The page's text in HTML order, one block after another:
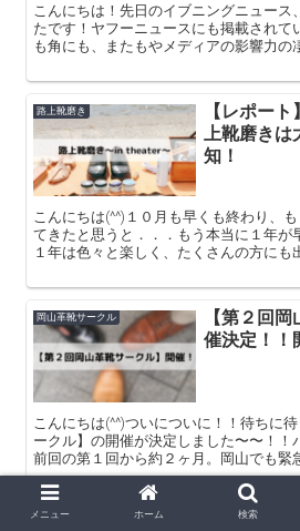
こんにちは！先日のイブニングニュース
たです！ヤフーニュースにも掲載されて
も角にも、またもやメディアの影響力の
山革靴サ...
路上靴磨き
【レポー
上靴磨きは
知！
こんにちは(^^)１０月も早くも終わり、
てきたと思うと．．．もう本当に１年が
１年は色々と楽しく、たくさんの方にも
っ...
岡山革靴サークル
【第２回
催決定！！
こんにちは(^^)ついについに！！待ちに
ークル】の開催が決定しました〜〜！！
前回の第１回から約２ヶ月。岡山でも緊
かとありました。そんな状況の中、いつ
え...
MOTO ロ
メニュー ホーム 検索